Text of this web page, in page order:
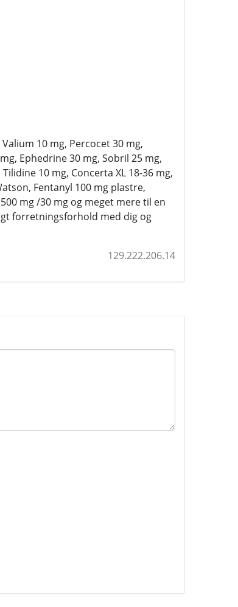
10 mg, Percocet 30 mg,
Ephedrine 30 mg, Sobril 25 mg,
10 mg, Concerta XL 18-36 mg,
Fentanyl 100 mg plastre,
mg /30 mg og meget mere til en
forretningsforhold med dig og
129.222.206.14